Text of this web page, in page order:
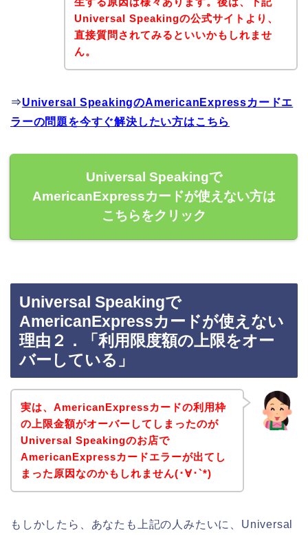
Universal Speakingの公式サイトより、
直接質問されてみるといいかもしれませ
ん。
⇒Universal SpeakingのAmericanExpressカードエ
ラーの問題を今すぐ解決したい方はこちら
Universal Speakingで
AmericanExpressカードが使えない方は
こちらをクリック
Universal Speakingで
AmericanExpressカードが使えない
理由２．「利用限度額の上限をオー
バーしている」
実は、AmericanExpressカードの利用枠
の上限金額がオーバーしてしまったのが
Universal Speakingのお店で
AmericanExpressカードエラーが出てし
まった原因なのかもしれません(･∀･`*)
もしかしたら、あなたも上記の人みたいに、Universal